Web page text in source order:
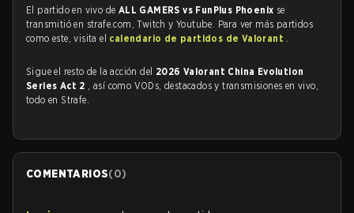
El partido en vivo de ALL GAMERS vs FunPlus Phoenix se
transmitió en strafe.com, Twitch y Youtube. Para ver más partidos
como este, visita el calendario de partidos de Valorant .
Sigue el resto de la acción del 2026 Valorant China Evolution
Series Act 2 , así como VODs, destacados y transmisiones en vivo,
todo en Strafe.
COMENTARIOS(0)